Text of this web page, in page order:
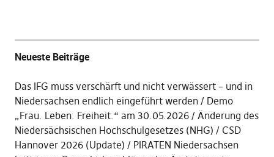
Neueste Beiträge
Das IFG muss verschärft und nicht verwässert – und in
Niedersachsen endlich eingeführt werden
Demo
„Frau. Leben. Freiheit.“ am 30.05.2026
Änderung des
Niedersächsischen Hochschulgesetzes (NHG)
CSD
Hannover 2026 (Update)
PIRATEN Niedersachsen